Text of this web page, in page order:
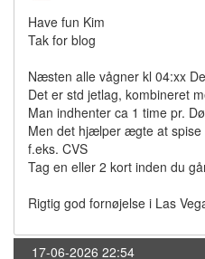
Have fun Kim
Tak for blog
Næsten alle vågner kl 04:xx
Det er std jetlag, kombineret
Man indhenter ca 1 time pr.
Men det hjælper ægte at
f.eks. CVS
Tag en eller 2 kort inden du
Rigtig god fornøjelse i Las
17-06-2026 22:54